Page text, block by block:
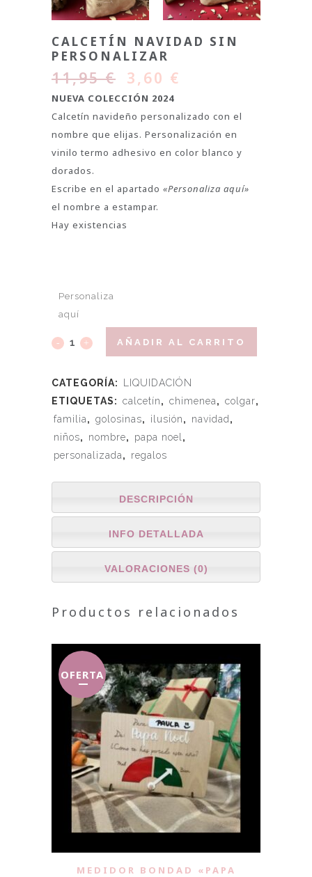
CALCETÍN NAVIDAD SIN
PERSONALIZAR
11,95€ 3,60 €
NUEVA COLECCIÓN 2024
Calcetín navideño personalizado con el
nombre que elijas. Personalización en
vinilo termo adhesivo en color blanco y
dorados.
Escribe en el apartado «Personaliza aquí»
el nombre a estampar.
Hay existencias
Personaliza
aquí
AÑADIR AL CARRITO
CATEGORÍA:
LIQUIDACIÓN
ETIQUETAS: calcetín, chimenea, colgar,
familia, golosinas, ilusión, navidad ,
niños, nombre, papa noel ,
personalizada, regalos
DESCRIPCIÓN
INFO DETALLADA
VALORACIONES (0)
Productos relacionados
OFERTA
MEDIDOR BONDAD «PAPA